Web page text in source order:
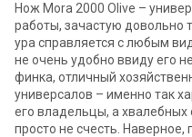
Нож Mora 2000 Olive –
работы, зачастую довольно
ура справляется с любым
не очень удобно ввиду его
финка, отличный
универсалов – именно так
его владельцы, а хвалебных
просто не счесть.